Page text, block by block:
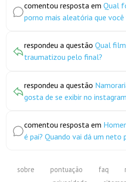
comentou resposta em Qual
porno mais aleatória que você
respondeu a questão Qual
traumatizou pelo final?
respondeu a questão
gosta de se exibir no
comentou resposta em
é pai? Quando vai dá um neto
sobre pontuação faq